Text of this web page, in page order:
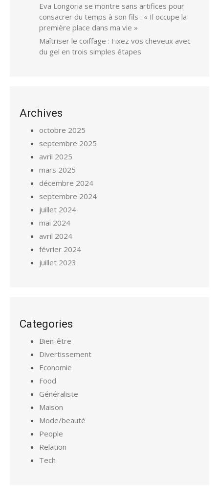
Eva Longoria se montre sans artifices pour
consacrer du temps à son fils : « Il occupe la
première place dans ma vie »
Maîtriser le coiffage : Fixez vos cheveux avec
du gel en trois simples étapes
Archives
octobre 2025
septembre 2025
avril 2025
mars 2025
décembre 2024
septembre 2024
juillet 2024
mai 2024
avril 2024
février 2024
juillet 2023
Categories
Bien-être
Divertissement
Economie
Food
Généraliste
Maison
Mode/beauté
People
Relation
Tech